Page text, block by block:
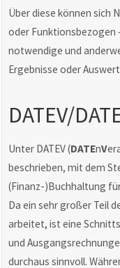
Über diese können sich
oder Funktionsbezogen
notwendige und
Ergebnisse oder
DATEV/
Unter DATEV (DATEnV
beschrieben, mit dem
(Finanz-)Buchhaltung
Da ein sehr großer Teil
arbeitet, ist eine
und
durchaus sinnvoll.